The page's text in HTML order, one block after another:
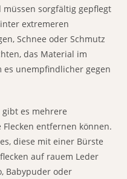
sorgfältig gepflegt
extremeren
Schnee oder Schmutz
das Material im
unempfindlicher gegen
es mehrere
entfernen können.
diese mit einer Bürste
auf rauem Leder
Babypuder oder